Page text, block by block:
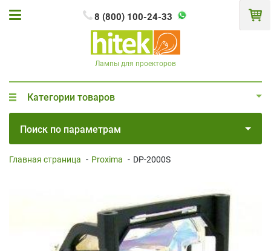
8 (800) 100-24-33
Лампы для проекторов
Категории товаров
Поиск по параметрам
Главная страница - Proxima - DP-2000S